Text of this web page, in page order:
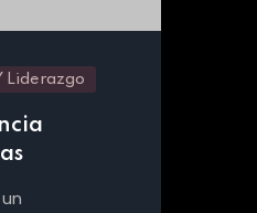
Liderazgo